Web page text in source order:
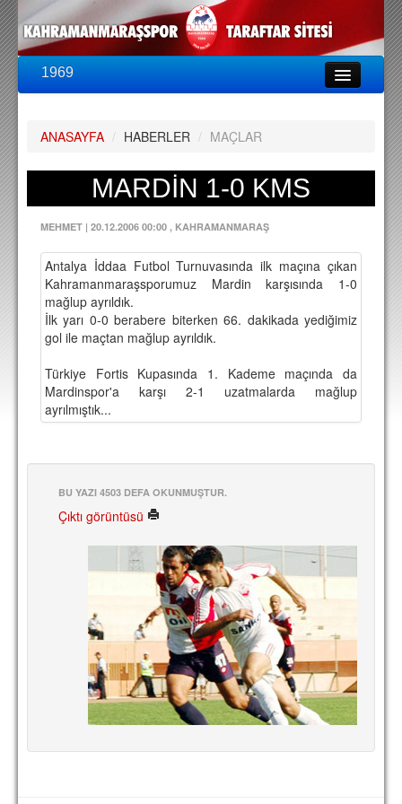
1969
PUAN DURUMU
FİKSTÜR
KADRO
A TAKIM KADROSU
TEKNİK KADRO
TRANSFERLER
TARAFTAR
BİLETLER
DEPLASMAN
FOTOĞRAF & VİDEOLAR
MARŞ & TEZAHÜRATLAR
AMBLEM
SPOR TESİSLERİ
YÖNETİM KURULU
PERSONEL
SPONSORLAR
ANASAYFA / HABERLER / MAÇLAR
MARDİN 1-0 KMS
MEHMET | 20.12.2006 00:00 , KAHRAMANMARAŞ
Antalya İddaa Futbol Turnuvasında ilk maçına çıkan
Kahramanmaraşsporumuz Mardin karşısında 1-0
mağlup ayrıldık.
İlk yarı 0-0 berabere biterken 66. dakikada yediğimiz
gol ile maçtan mağlup ayrıldık.
Türkiye Fortis Kupasında 1. Kademe maçında da
Mardinspor'a karşı 2-1 uzatmalarda mağlup
ayrılmıştık...
BU YAZI 4503 DEFA OKUNMUŞTUR.
Çıktı görüntüsü